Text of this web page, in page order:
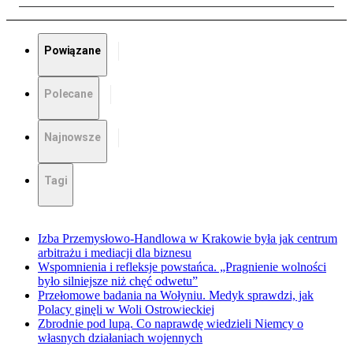
Powiązane
Polecane
Najnowsze
Tagi
Izba Przemysłowo-Handlowa w Krakowie była jak centrum
arbitrażu i mediacji dla biznesu
Wspomnienia i refleksje powstańca. „Pragnienie wolności
było silniejsze niż chęć odwetu”
Przełomowe badania na Wołyniu. Medyk sprawdzi, jak
Polacy ginęli w Woli Ostrowieckiej
Zbrodnie pod lupą. Co naprawdę wiedzieli Niemcy o
własnych działaniach wojennych